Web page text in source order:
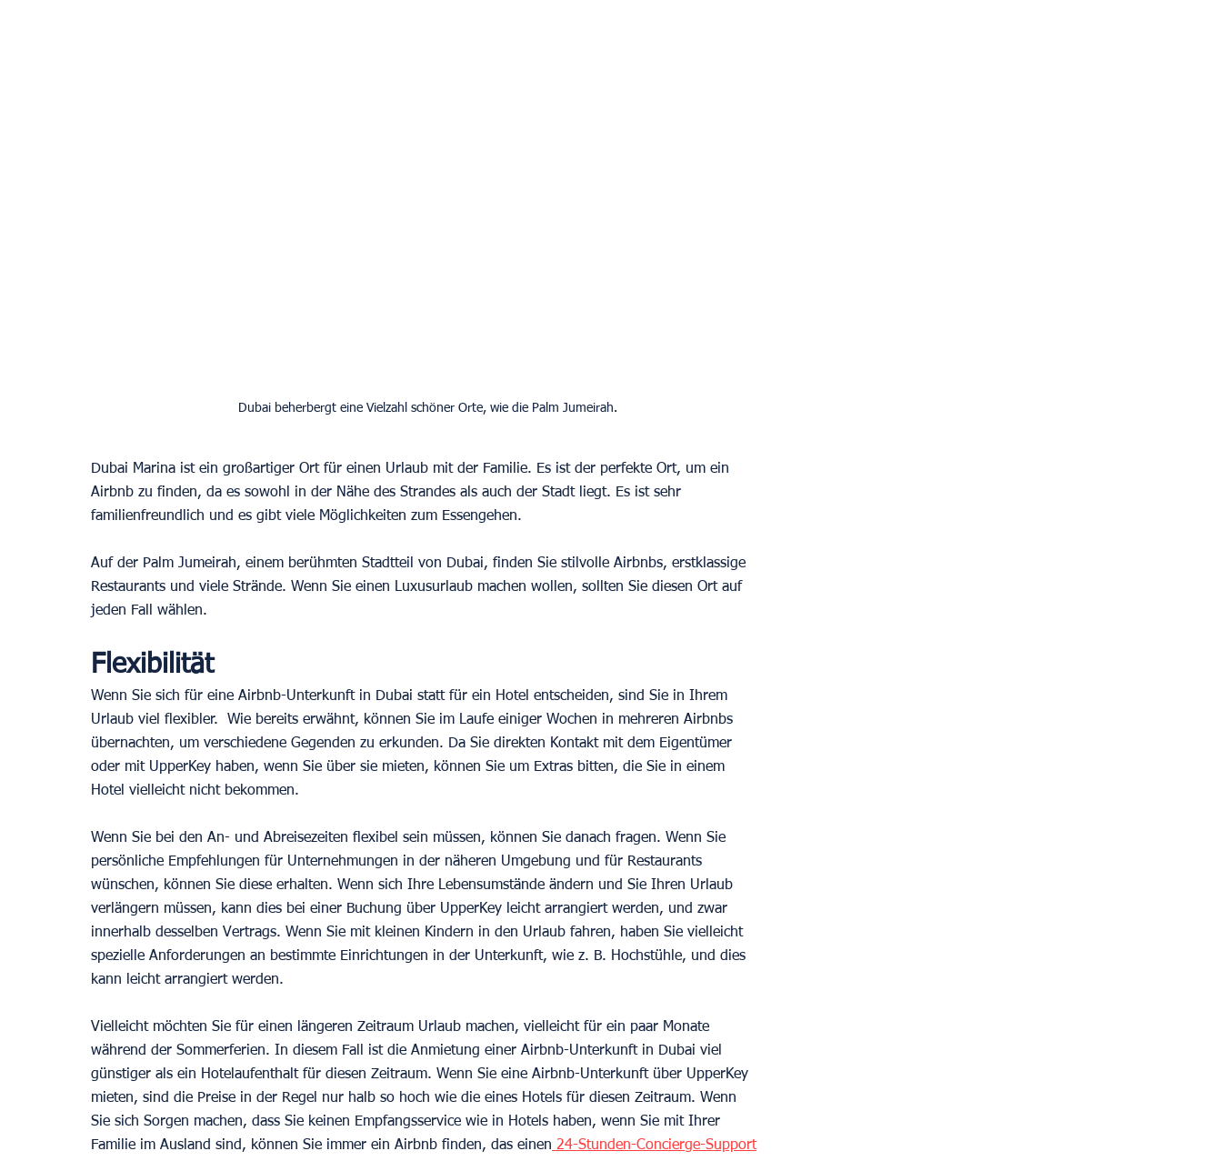
Dubai beherbergt eine Vielzahl schöner Orte, wie die Palm Jumeirah.
Dubai Marina ist ein großartiger Ort für einen Urlaub mit der Familie. Es ist der perfekte Ort, um ein
Airbnb zu finden, da es sowohl in der Nähe des Strandes als auch der Stadt liegt. Es ist sehr
familienfreundlich und es gibt viele Möglichkeiten zum Essengehen.
Auf der Palm Jumeirah, einem berühmten Stadtteil von Dubai, finden Sie stilvolle Airbnbs, erstklassige
Restaurants und viele Strände. Wenn Sie einen Luxusurlaub machen wollen, sollten Sie diesen Ort auf
jeden Fall wählen.
Flexibilität
Wenn Sie sich für eine Airbnb-Unterkunft in Dubai statt für ein Hotel entscheiden, sind Sie in Ihrem
Urlaub viel flexibler.  Wie bereits erwähnt, können Sie im Laufe einiger Wochen in mehreren Airbnbs
übernachten, um verschiedene Gegenden zu erkunden. Da Sie direkten Kontakt mit dem Eigentümer
oder mit UpperKey haben, wenn Sie über sie mieten, können Sie um Extras bitten, die Sie in einem
Hotel vielleicht nicht bekommen.
Wenn Sie bei den An- und Abreisezeiten flexibel sein müssen, können Sie danach fragen. Wenn Sie
persönliche Empfehlungen für Unternehmungen in der näheren Umgebung und für Restaurants
wünschen, können Sie diese erhalten. Wenn sich Ihre Lebensumstände ändern und Sie Ihren Urlaub
verlängern müssen, kann dies bei einer Buchung über UpperKey leicht arrangiert werden, und zwar
innerhalb desselben Vertrags. Wenn Sie mit kleinen Kindern in den Urlaub fahren, haben Sie vielleicht
spezielle Anforderungen an bestimmte Einrichtungen in der Unterkunft, wie z. B. Hochstühle, und dies
kann leicht arrangiert werden.
Vielleicht möchten Sie für einen längeren Zeitraum Urlaub machen, vielleicht für ein paar Monate
während der Sommerferien. In diesem Fall ist die Anmietung einer Airbnb-Unterkunft in Dubai viel
günstiger als ein Hotelaufenthalt für diesen Zeitraum. Wenn Sie eine Airbnb-Unterkunft über UpperKey
mieten, sind die Preise in der Regel nur halb so hoch wie die eines Hotels für diesen Zeitraum. Wenn
Sie sich Sorgen machen, dass Sie keinen Empfangsservice wie in Hotels haben, wenn Sie mit Ihrer
Familie im Ausland sind, können Sie immer ein Airbnb finden, das einen 24-Stunden-Concierge-Support